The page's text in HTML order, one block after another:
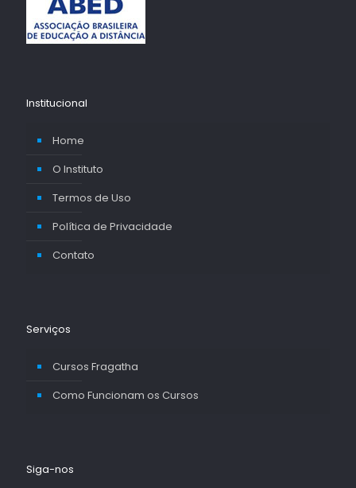
Institucional
Home
O Instituto
Termos de Uso
Política de Privacidade
Contato
Serviços
Cursos Fragatha
Como Funcionam os Cursos
Siga-nos